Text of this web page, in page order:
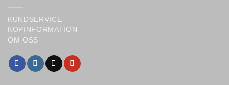
KUNDSERVICE
KÖPINFORMATION
OM OSS